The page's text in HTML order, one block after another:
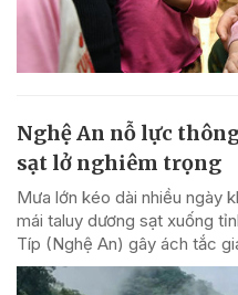
Nghệ An nỗ lực
sạt lở nghiêm trọng
Mưa lớn kéo dài nhiều ngày
mái taluy dương sạt xuống
Típ (Nghệ An) gây ách tắc